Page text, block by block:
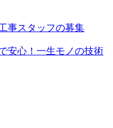
事スタッフの募集
安心！一生モノの技術